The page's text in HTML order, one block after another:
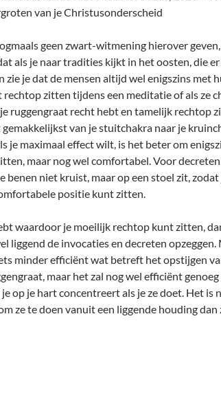
van je Christusonderscheid
geen zwart-witmening hierover
als je naar tradities kijkt in het oosten, die er
zie je dat de mensen altijd wel enigszins met
rechtop zitten tijdens een meditatie of als ze
ruggengraat recht hebt en tamelijk rechtop
van je stuitchakra naar je
je maximaal effect wilt, is het beter om
maar nog wel comfortabel. Voor
benen niet kruist, maar op een stoel zit, zodat
positie kunt zitten.
waardoor je moeilijk rechtop kunt zitten,
liggend de invocaties en decreten opzeggen.
minder efficiënt wat betreft het opstijgen
maar het zal nog wel efficiënt genoeg
op je hart concentreert als je ze doet. Het is
ze te doen vanuit een liggende houding dan